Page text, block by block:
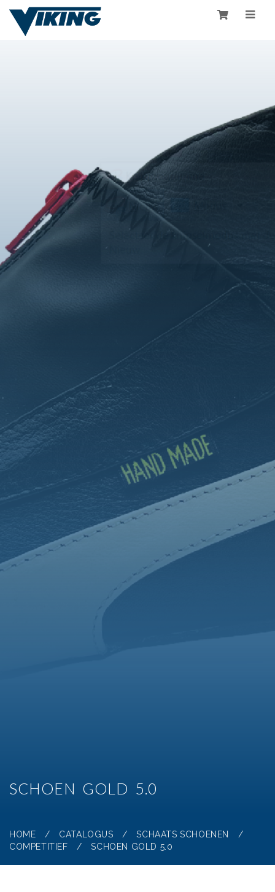
SCHOEN GOLD 5.0
HOME / CATALOGUS / SCHAATS SCHOENEN
/
COMPETITIEF
/ SCHOEN GOLD 5.0